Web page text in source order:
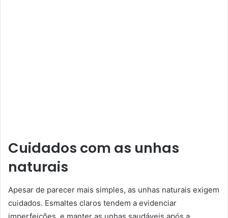
Cuidados com as unhas
naturais
Apesar de parecer mais simples, as unhas naturais exigem
cuidados. Esmaltes claros tendem a evidenciar